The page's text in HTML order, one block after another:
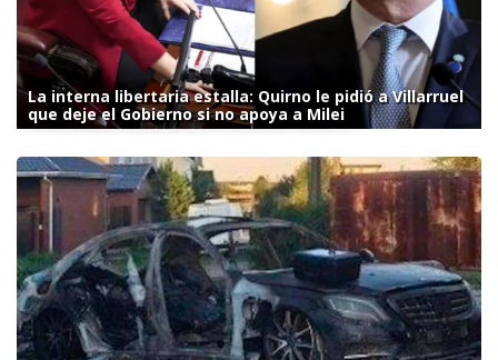
La interna libertaria estalla: Quirno le pidió a Villarruel
que deje el Gobierno si no apoya a Milei